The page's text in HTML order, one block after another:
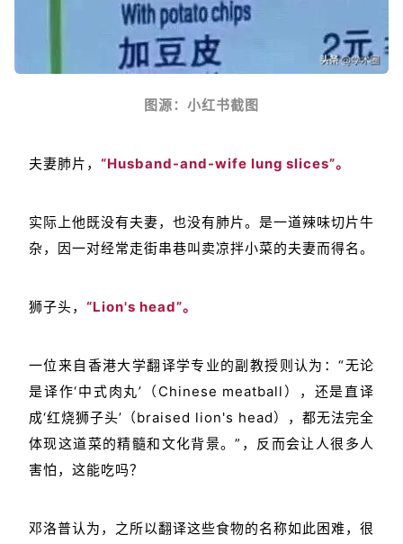
图源：小红书截图
夫妻肺片， “Husband-and-wife lung slices”。
实际上他既没有夫妻，也没有肺片。是一道辣味切片牛
杂，因一对经常走街串巷叫卖凉拌小菜的夫妻而得名。
狮子头， “Lion's head”。
一位来自香港大学翻译学专业的副教授则认为：“无论
是译作‘中式肉丸’（Chinese meatball），还是直译
成‘红烧狮子头’（braised lion's head），都无法完全
体现这道菜的精髓和文化背景。”，反而会让人很多人
害怕，这能吃吗？
邓洛普认为，之所以翻译这些食物的名称如此困难，很